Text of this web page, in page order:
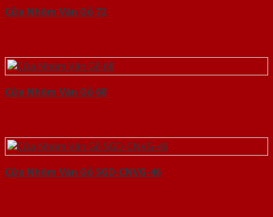
Cửa Nhôm Vân Gỗ 72
Cửa Nhôm Vân Gỗ 68
Cửa Nhôm Vân Gỗ SGD-CNVG-46